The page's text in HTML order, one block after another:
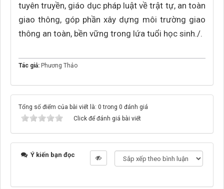
tuyên truyền, giáo dục pháp luật về trật tự, an toàn
giao thông, góp phần xây dựng môi trường giao
thông an toàn, bền vững trong lứa tuổi học sinh./.
Tác giả: Phương Thảo
Tổng số điểm của bài viết là: 0 trong 0 đánh giá
Click để đánh giá bài viết
Ý kiến bạn đọc